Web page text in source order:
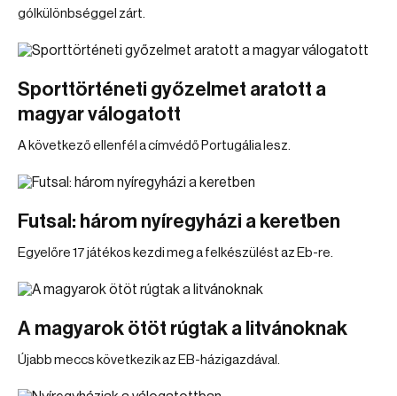
gólkülönbséggel zárt.
Sporttörténeti győzelmet aratott a
magyar válogatott
A következő ellenfél a címvédő Portugália lesz.
Futsal: három nyíregyházi a keretben
Egyelőre 17 játékos kezdi meg a felkészülést az Eb-re.
A magyarok ötöt rúgtak a litvánoknak
Újabb meccs következik az EB-házigazdával.